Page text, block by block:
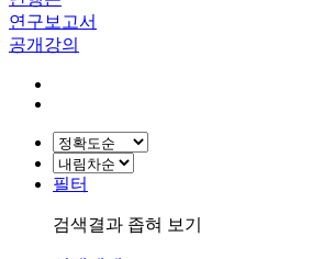
연구보고서
공개강의
필터
검색결과 좁혀 보기